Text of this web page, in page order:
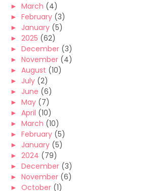
► March (4)
► February (3)
► January (5)
► 2025 (62)
► December (3)
► November (4)
► August (10)
► July (2)
► June (6)
► May (7)
► April (10)
► March (10)
► February (5)
► January (5)
► 2024 (79)
► December (3)
► November (6)
► October (1)